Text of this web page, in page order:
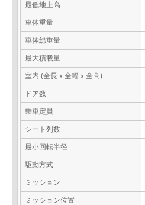
最低地上高
車体重量
車体総重量
最大積載量
室内 (全長ｘ全幅ｘ全高)
ドア数
乗車定員
シート列数
最小回転半径
駆動方式
ミッション
ミッション位置